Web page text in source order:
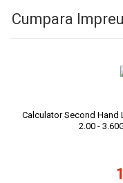
Cumpara
Calculator Second Hand
2.00 -